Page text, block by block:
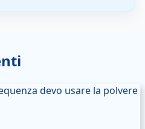
devo usare la polvere